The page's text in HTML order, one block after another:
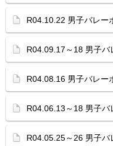
R04.10.22 男子バレー
R04.09.17～18 男子
R04.08.16 男子バレー
R04.06.13～18 男子バ
R04.05.25～26 男子